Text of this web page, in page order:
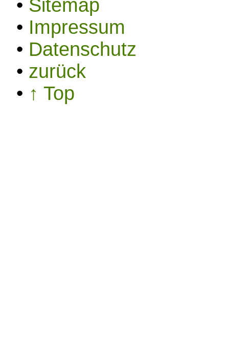
• Sitemap
• Impressum
• Datenschutz
• zurück
• ↑ Top